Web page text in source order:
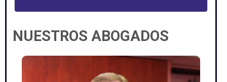
NUESTROS ABOGADOS